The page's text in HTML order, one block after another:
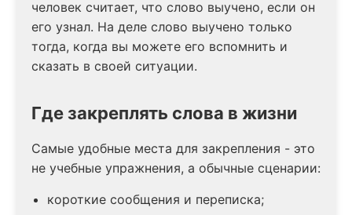
человек считает, что слово выучено, если он
его узнал. На деле слово выучено только
тогда, когда вы можете его вспомнить и
сказать в своей ситуации.
Где закреплять слова в жизни
Самые удобные места для закрепления - это
не учебные упражнения, а обычные сценарии:
короткие сообщения и переписка;